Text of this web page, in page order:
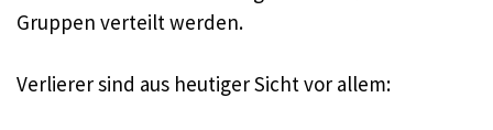
Gruppen verteilt werden.
Verlierer sind aus heutiger Sicht vor allem: